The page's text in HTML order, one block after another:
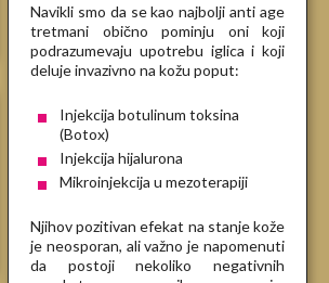
Navikli smo da se kao najbolji anti age
tretmani obično pominju oni koji
podrazumevaju upotrebu iglica i koji
deluje invazivno na kožu poput:
Injekcija botulinum toksina
(Botox)
Injekcija hijalurona
Mikroinjekcija u mezoterapiji
Njihov pozitivan efekat na stanje kože
je neosporan, ali važno je napomenuti
da postoji nekoliko negativnih